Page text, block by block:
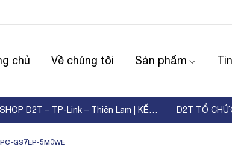
chủ Về chúng tôi Sản phẩm
WORKSHOP D2T – TP-Link – Thiên Lam | KẾT NỐI ...
GS7EP-5M0WE